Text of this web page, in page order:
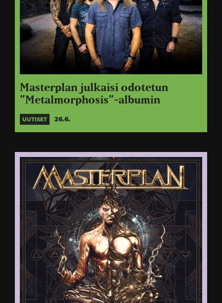
Masterplan julkaisi odotetun
”Metalmorphosis”-albumin
UUTISET 26.6.